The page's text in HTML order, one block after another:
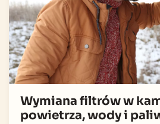
Wymiana filtrów w
powietrza, wody i